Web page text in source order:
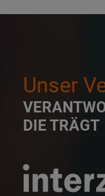
Unser
DIE TRÄGT